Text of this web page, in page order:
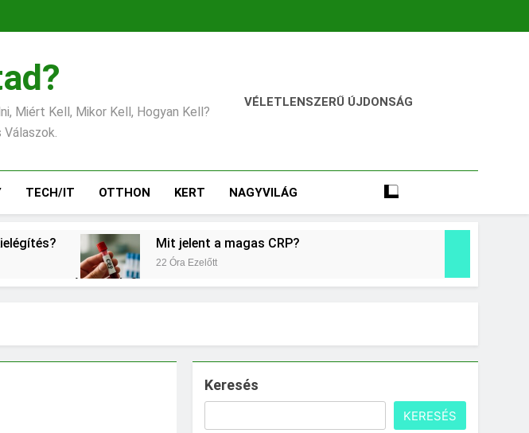
Miért Kell, Mikor Kell, Hogyan Kell?
Válaszok.
VÉLETLENSZERŰ ÚJDONSÁG
TECH/IT OTTHON KERT NAGYVILÁG
Mit jelent a magas CRP?
22 Óra Ezelőtt
a magas vérnyomás?
Mit hány fokon kell mosni?
Keresés
KERESÉS